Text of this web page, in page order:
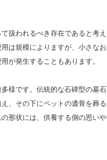
扱われるべき存在であると考
は規模によりますが、小さな
が発生することもあります。
様です。伝統的な石碑型の墓
、その下にペットの遺骨を葬
形状には、供養する側の思い